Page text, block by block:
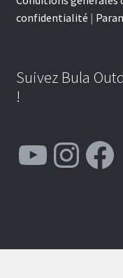
confidentialité |
Suivez Bula
!
YouTube Instagram Facebook